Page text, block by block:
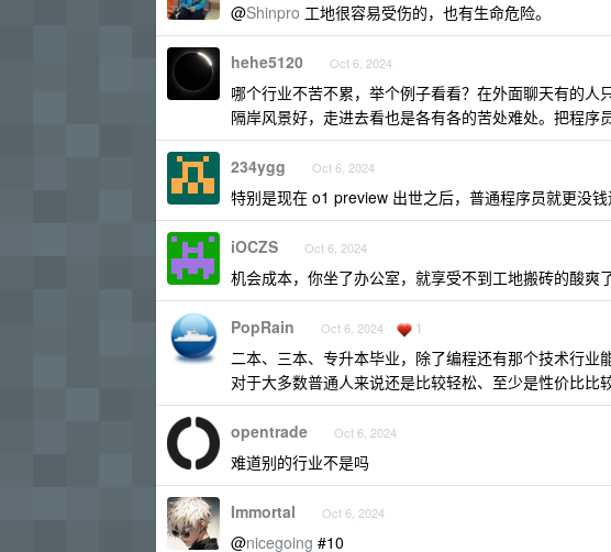
@Shinpro 工地很容易受伤的，也有生命危险。
hehe5120 Oct 6, 2024
哪个行业不苦不累，举个例子看看？在外面聊天有的人
隔岸风景好，走进去看也是各有各的苦处难处。把程序
234ygg Oct 6, 2024
特别是现在 o1 preview 出世之后，普通程序员就更没
iOCZS Oct 6, 2024
机会成本，你坐了办公室，就享受不到工地搬砖的酸爽
PopRain Oct 6, 2024 1
二本、三本、专升本毕业，除了编程还有那个技术行
对于大多数普通人来说还是比较轻松、至少是性价比比
opentrade Oct 6, 2024
难道别的行业不是吗
Immortal Oct 6, 2024
@nicegoing #10